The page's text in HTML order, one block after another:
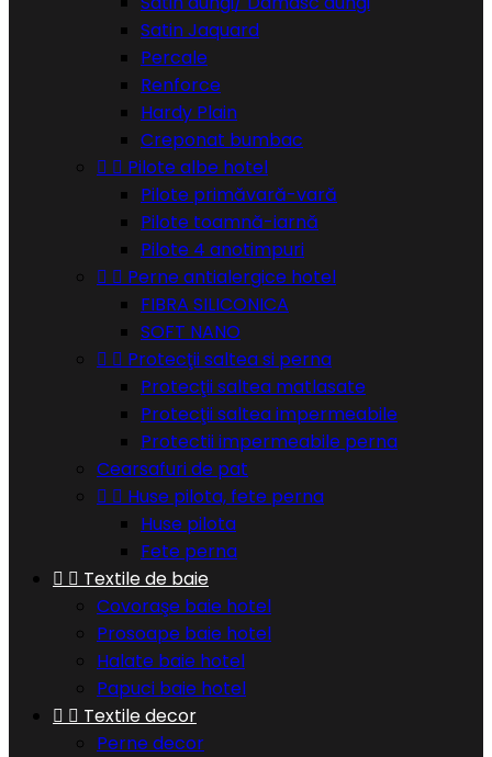
Satin Jaquard
Percale
Renforce
Hardy Plain
Creponat bumbac
  Pilote albe hotel
Pilote primăvară-vară
Pilote toamnă-iarnă
Pilote 4 anotimpuri
  Perne antialergice hotel
FIBRA SILICONICA
SOFT NANO
  Protecţii saltea si perna
Protecţii saltea matlasate
Protecţii saltea impermeabile
Protectii impermeabile perna
Cearsafuri de pat
  Huse pilota, fete perna
Huse pilota
Fete perna
  Textile de baie
Covoraşe baie hotel
Prosoape baie hotel
Halate baie hotel
Papuci baie hotel
  Textile decor
Perne decor